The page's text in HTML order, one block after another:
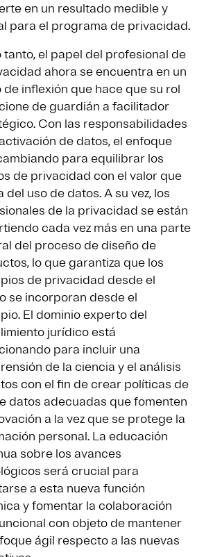
en un resultado medible y
para el programa de privacidad.
tanto, el papel del profesional de
ahora se encuentra en un
de inflexión que hace que su rol
de guardián a facilitador
Con las responsabilidades
de datos, el enfoque
para equilibrar los
de privacidad con el valor que
del uso de datos. A su vez, los
de la privacidad se están
cada vez más en una parte
del proceso de diseño de
lo que garantiza que los
de privacidad desde el
se incorporan desde el
El dominio experto del
jurídico está
para incluir una
de la ciencia y el análisis
con el fin de crear políticas de
datos adecuadas que fomenten
a la vez que se protege la
personal. La educación
sobre los avances
será crucial para
a esta nueva función
y fomentar la colaboración
con objeto de mantener
ágil respecto a las nuevas